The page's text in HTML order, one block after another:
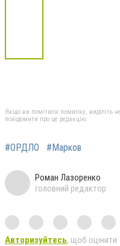
Якщо ви помітили помилку, виділіть
повідомити про це редакцію
#ОРДЛО #Марков
Роман Лазоренко
головний редактор
Авторизуйтесь, щоб оцінити